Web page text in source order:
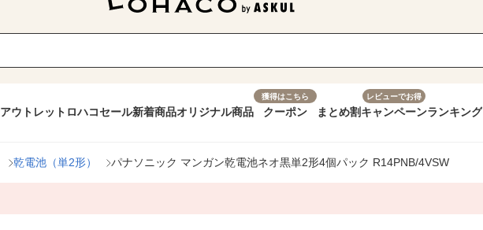
アウトレット ロハコセール新着商品オリジナル商品
獲得はこちら
クーポン まとめ割
レビューでお得
キャンペーンランキング
乾電池（単2形） パナソニック マンガン乾電池ネオ黒単2形4個パック R14PNB/4VSW